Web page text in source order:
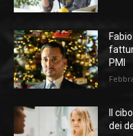
PMI
Il
dei